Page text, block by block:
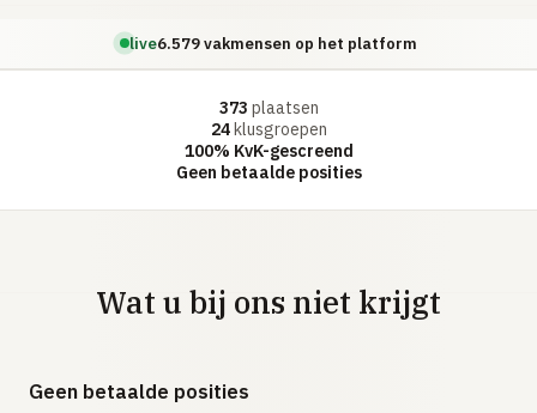
live6.579 vakmensen op het platform
373 plaatsen
24klusgroepen
100% KvK-gescreend
Geen betaalde posities
Wat u bij ons niet krijgt
Geen betaalde posities